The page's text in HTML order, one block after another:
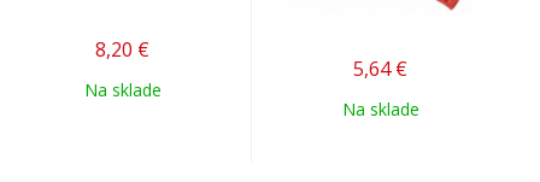
8,20 €
Na sklade
5,64 €
Na sklade